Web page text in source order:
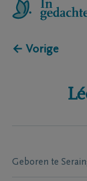
← Vorige
Geboren te